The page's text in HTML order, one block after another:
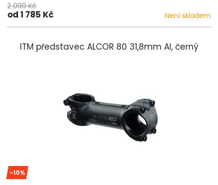
2 099 Kč
od 1 785 Kč Není skladem
ITM představec ALCOR 80 31,8mm Al, černý
-10%